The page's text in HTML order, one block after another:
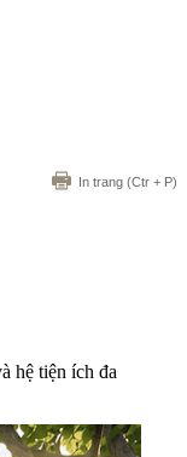
In trang (Ctr + P)
hệ tiện ích đa